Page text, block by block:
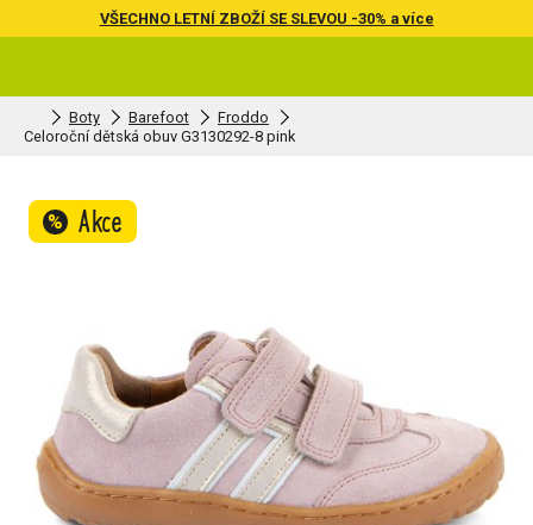
VŠECHNO LETNÍ ZBOŽÍ SE SLEVOU -30% a více
Boty Barefoot
Froddo
Celoroční dětská obuv G3130292-8 pink
% Akce